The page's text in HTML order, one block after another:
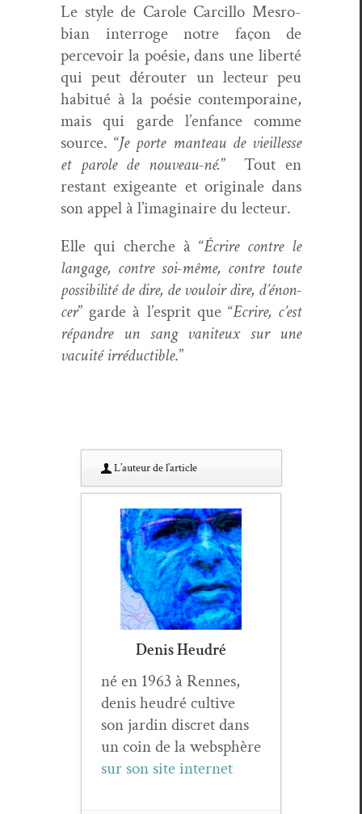
Le style de Car­ole Car­cil­lo Mes­ro­
bian inter­roge notre façon de
percevoir la poésie, dans une lib­erté
qui peut dérouter un lecteur peu
habitué à la poésie con­tem­po­raine,
mais qui garde l’en­fance comme
source. “Je porte man­teau de vieil­lesse
et parole de nou­veau-né.” Tout en
restant exigeante et orig­i­nale dans
son appel à l’imag­i­naire du lecteur.
Elle qui cherche à “Écrire con­tre le
lan­gage, con­tre soi-même, con­tre toute
pos­si­bil­ité de dire, de vouloir dire, d’énon­
cer” garde à l’e­sprit que “Ecrire, c’est
répan­dre un sang van­i­teux sur une
vacuité irré­ductible.”
L’au­teur de l’article
Denis Heudré
né en 1963 à Rennes,
denis heudré cul­tive
son jardin dis­cret dans
un coin de la web­sphère
sur son site inter­net